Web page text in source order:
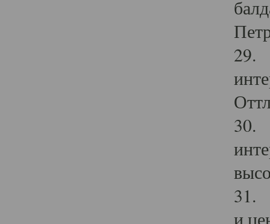
29.
30.
31.
и